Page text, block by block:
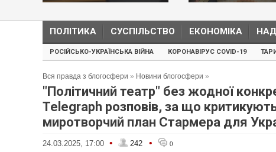
ПОЛІТИКА СУСПІЛЬСТВО ЕКОНОМІКА
РОСІЙСЬКО-УКРАЇНСЬКА ВІЙНА КОРОНАВІРУС COVID-19
Вся правда з блогосфери » Новини блогосфери »
"Політичний театр" без жодної
Telegraph розповів, за що
миротворчий план Стармера для
24.03.2025, 17:00 • 242 • 0